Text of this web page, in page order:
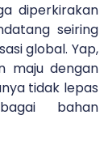
diperkirakan
seiring
global. Yap,
maju dengan
tidak lepas
bahan